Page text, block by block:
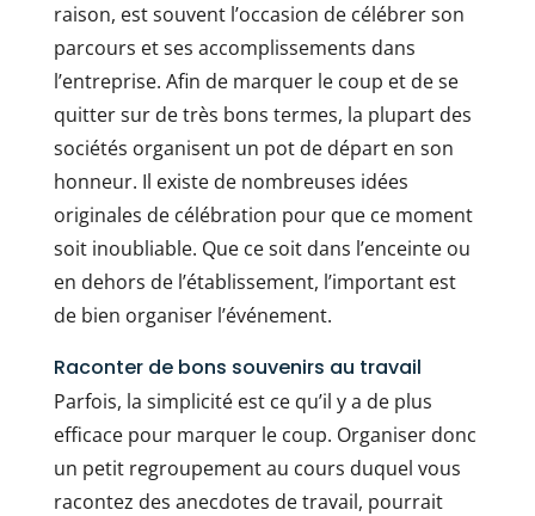
raison, est souvent l’occasion de célébrer son
parcours et ses accomplissements dans
l’entreprise. Afin de marquer le coup et de se
quitter sur de très bons termes, la plupart des
sociétés organisent un pot de départ en son
honneur. Il existe de nombreuses idées
originales de célébration pour que ce moment
soit inoubliable. Que ce soit dans l’enceinte ou
en dehors de l’établissement, l’important est
de bien organiser l’événement.
Raconter de bons souvenirs au travail
Parfois, la simplicité est ce qu’il y a de plus
efficace pour marquer le coup. Organiser donc
un petit regroupement au cours duquel vous
racontez des anecdotes de travail, pourrait